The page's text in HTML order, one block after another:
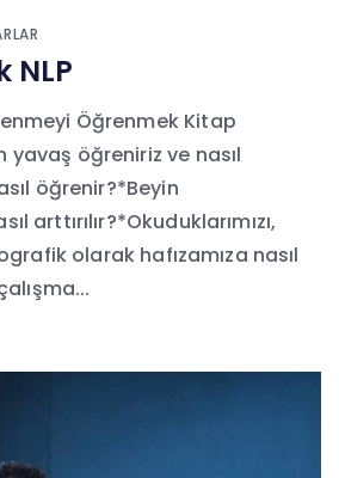
NLP
Öğrenmek Kitap
yavaş öğreniriz ve nasıl
öğrenir?*Beyin
arttırılır?*Okuduklarımızı,
olarak hafızamıza nasıl